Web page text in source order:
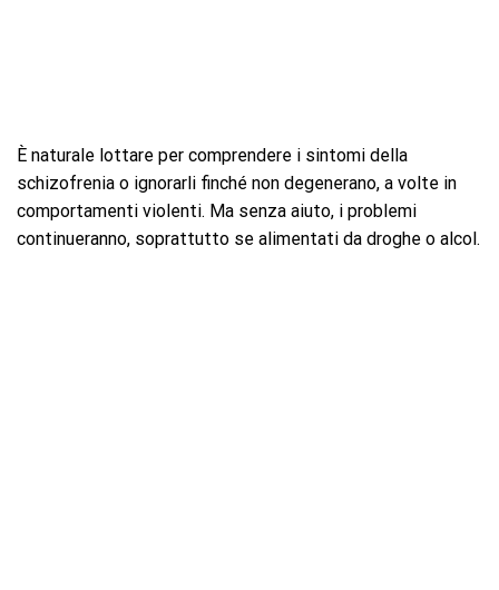
È naturale lottare per comprendere i sintomi della
schizofrenia o ignorarli finché non degenerano, a volte in
comportamenti violenti. Ma senza aiuto, i problemi
continueranno, soprattutto se alimentati da droghe o alcol.